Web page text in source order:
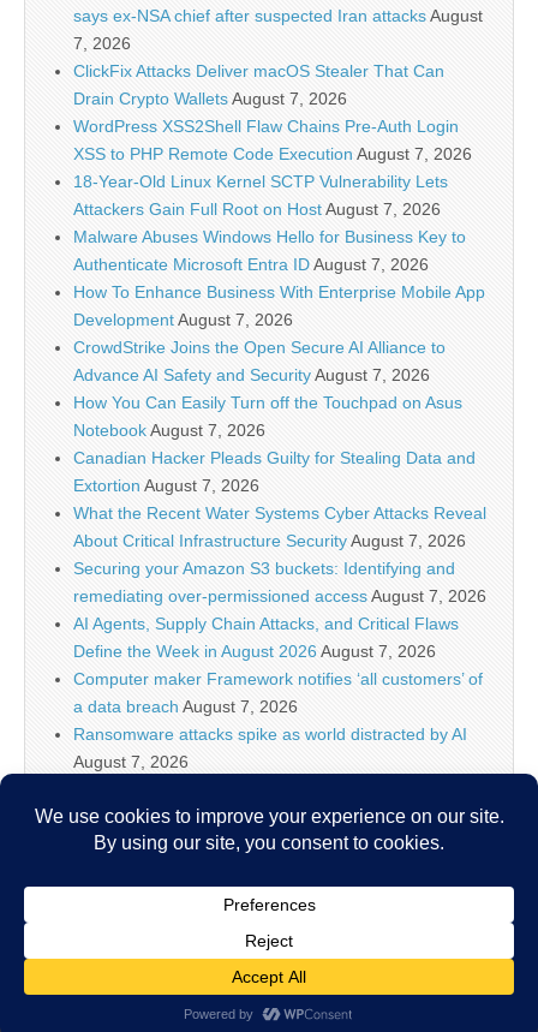
says ex-NSA chief after suspected Iran attacksAugust
7, 2026
ClickFix Attacks Deliver macOS Stealer That Can
Drain Crypto WalletsAugust 7, 2026
WordPress XSS2Shell Flaw Chains Pre-Auth Login
XSS to PHP Remote Code Execution August 7, 2026
18-Year-Old Linux Kernel SCTP Vulnerability Lets
Attackers Gain Full Root on HostAugust 7, 2026
Malware Abuses Windows Hello for Business Key to
Authenticate Microsoft Entra IDAugust 7, 2026
How To Enhance Business With Enterprise Mobile App
DevelopmentAugust 7, 2026
CrowdStrike Joins the Open Secure AI Alliance to
Advance AI Safety and SecurityAugust 7, 2026
How You Can Easily Turn off the Touchpad on Asus
NotebookAugust 7, 2026
Canadian Hacker Pleads Guilty for Stealing Data and
Extortion August 7, 2026
What the Recent Water Systems Cyber Attacks Reveal
About Critical Infrastructure SecurityAugust 7, 2026
Securing your Amazon S3 buckets: Identifying and
remediating over-permissioned accessAugust 7, 2026
AI Agents, Supply Chain Attacks, and Critical Flaws
Define the Week in August 2026August 7, 2026
Computer maker Framework notifies ‘all customers’ of
a data breach August 7, 2026
Ransomware attacks spike as world distracted by AI
August 7, 2026
Into Full Server Takeover August 7, 2026
Hackers grow more willing to destroy, not just disrupt,
Copyright © 2026IT Security News. All Rights Reserved.
The Magazine Basic Theme bybavotasan.com